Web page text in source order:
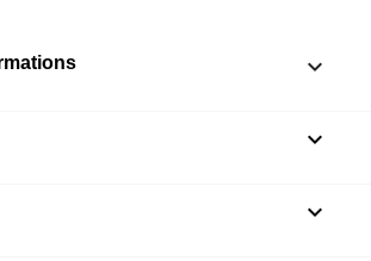
keyboard_arrow_down

